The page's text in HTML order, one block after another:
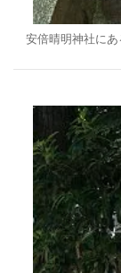
安倍晴明神社にあ